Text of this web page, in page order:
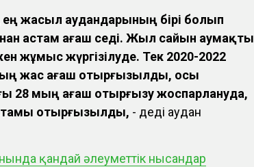
жасыл аудандарының бірі болып
астам ағаш өседі. Жыл сайын аумақты
жұмыс жүргізілуде. Тек 2020-2022
жас ағаш отырғызылды, осы
28 мың ағаш отырғызу жоспарлануда,
отырғызылды, - деді аудан
қандай әлеуметтік нысандар